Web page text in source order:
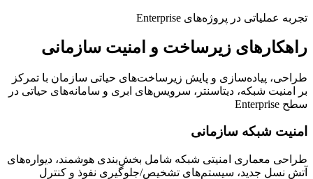
تجربه عملیاتی در پروژه‌های Enterprise
راهکارهای زیرساخت و امنیت سازمانی
طراحی، پیاده‌سازی و پایش زیرساخت‌های حیاتی سازمان با تمرکز
بر امنیت شبکه، دیتاسنتر، سرویس‌های ابری و سامانه‌های حیاتی در
سطح Enterprise
امنیت شبکه سازمانی
طراحی معماری امنیتی شبکه شامل بخش‌بندی هوشمند، دیواره‌های
آتش نسل جدید، سیستم‌های تشخیص/جلوگیری نفوذ و کنترل